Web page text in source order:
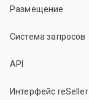
Размещение
Система запросов
API
Интерфейс reSeller